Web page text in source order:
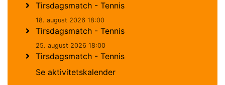
Tirsdagsmatch - Tennis
18. august 2026 18:00
Tirsdagsmatch - Tennis
25. august 2026 18:00
Tirsdagsmatch - Tennis
Se aktivitetskalender